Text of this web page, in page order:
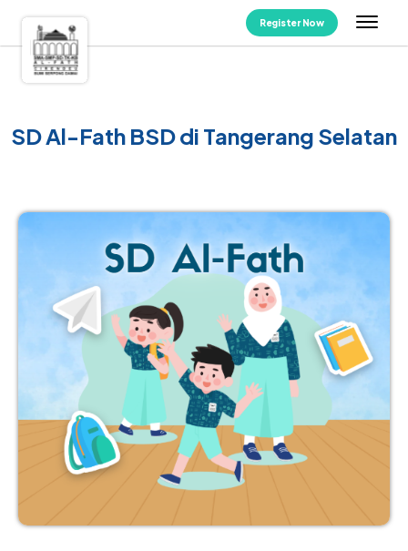
Register Now
SD Al-Fath BSD di Tangerang Selatan